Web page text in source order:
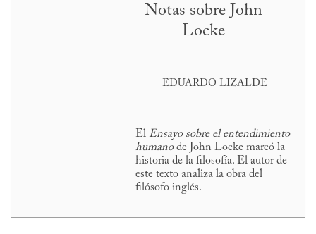
Notas sobre John
Locke
EDUARDO LIZALDE
El Ensayo sobre el entendimiento
humanode John Locke marcó la
historia de la filosofía. El autor de
este texto analiza la obra del
filósofo inglés.